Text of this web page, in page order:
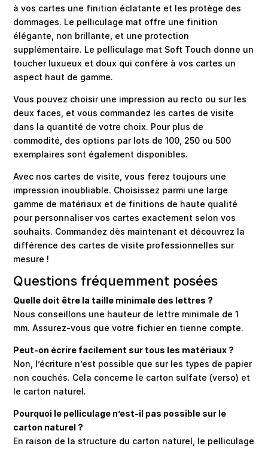
à vos cartes une finition éclatante et les protège des
dommages. Le pelliculage mat offre une finition
élégante, non brillante, et une protection
supplémentaire. Le pelliculage mat Soft Touch donne un
toucher luxueux et doux qui confère à vos cartes un
aspect haut de gamme.
Vous pouvez choisir une impression au recto ou sur les
deux faces, et vous commandez les cartes de visite
dans la quantité de votre choix. Pour plus de
commodité, des options par lots de 100, 250 ou 500
exemplaires sont également disponibles.
Avec nos cartes de visite, vous ferez toujours une
impression inoubliable. Choisissez parmi une large
gamme de matériaux et de finitions de haute qualité
pour personnaliser vos cartes exactement selon vos
souhaits. Commandez dès maintenant et découvrez la
différence des cartes de visite professionnelles sur
mesure !
Questions fréquemment posées
Quelle doit être la taille minimale des lettres ?
Nous conseillons une hauteur de lettre minimale de 1
mm. Assurez-vous que votre fichier en tienne compte.
Peut-on écrire facilement sur tous les matériaux ?
Non, l’écriture n’est possible que sur les types de papier
non couchés. Cela concerne le carton sulfate (verso) et
le carton naturel.
Pourquoi le pelliculage n’est-il pas possible sur le
carton naturel ?
En raison de la structure du carton naturel, le pelliculage